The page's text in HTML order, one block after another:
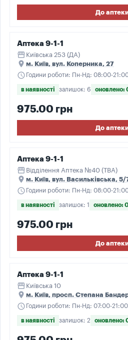
До
Аптека 9-1-1
storefront Київська 253 (ДА)
place м. Київ, вул. Коперника, 27
schedule Години роботи: Пн-Нд: 08:00-
в наявності залишок: 6
975.00 грн
До
Аптека 9-1-1
storefront Відділення Аптека №40 (ТВА)
place м. Київ, вул. Васильківська, 5/
schedule Години роботи: Пн-Нд: 08:00-
в наявності залишок: 1 оновлено:
975.00 грн
До
Аптека 9-1-1
storefront Київська 10
place м. Київ, просп. Степана
schedule Години роботи: Пн-Нд: 07:00-21:00
в наявності залишок: 2 оновлено: